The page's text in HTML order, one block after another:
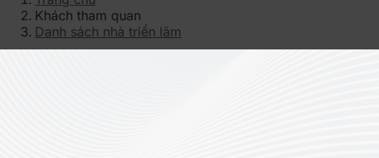
Khách tham quan
Danh sách nhà triển lãm